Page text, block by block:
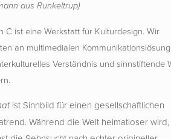
aus Runkeltrup)
C ist eine Werkstatt für Kulturdesign. Wir
an multimedialen
Verständnis und sinnstiftende
ist Sinnbild für einen gesellschaftlichen
Während die Welt heimatloser wird,